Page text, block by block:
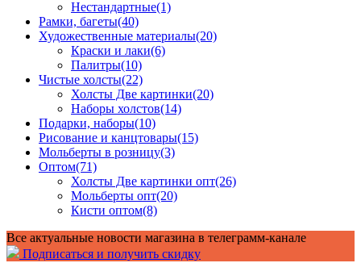
Нестандартные(1)
Рамки, багеты(40)
Художественные материалы(20)
Краски и лаки(6)
Палитры(10)
Чистые холсты(22)
Холсты Две картинки(20)
Наборы холстов(14)
Подарки, наборы(10)
Рисование и канцтовары(15)
Мольберты в розницу(3)
Оптом(71)
Холсты Две картинки опт(26)
Мольберты опт(20)
Кисти оптом(8)
Все актуальные новости магазина в телеграмм-канале
Подписаться и получить скидку